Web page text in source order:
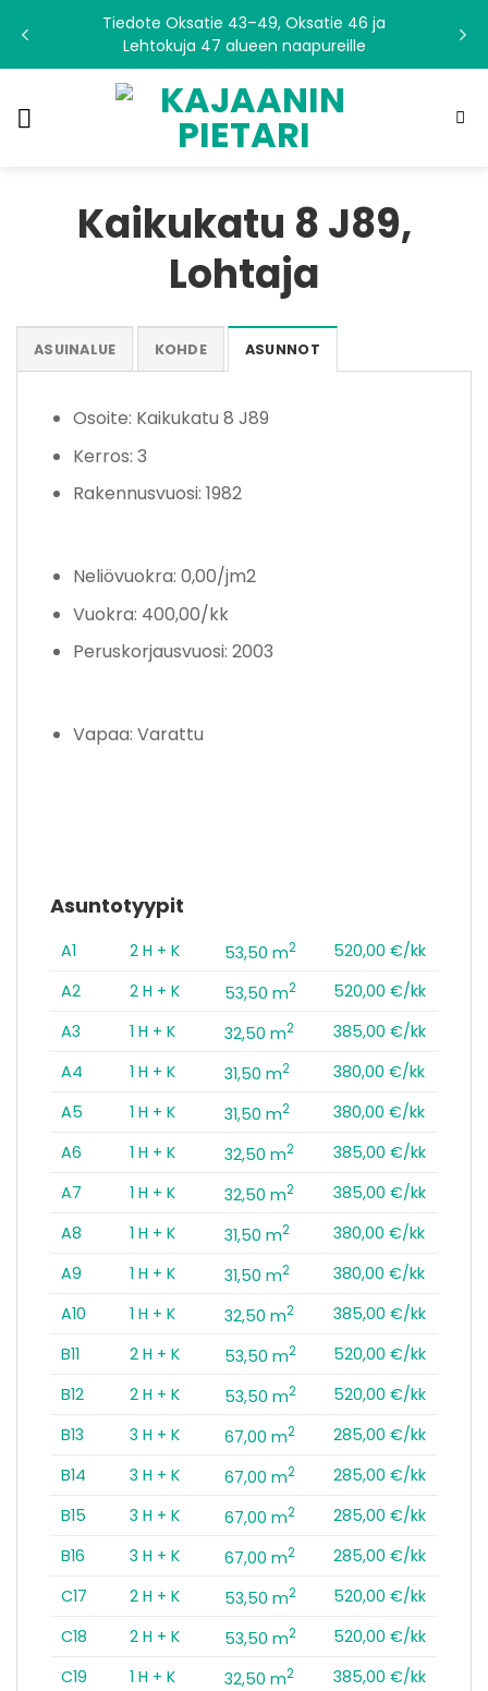
content
Tiedote Oksatie 43–49, Oksatie 46 ja
Lehtokuja 47 alueen naapureille
Kaikukatu 8 J89,
Lohtaja
ASUINALUE KOHDE ASUNNOT
Asuntotyypit
A1 2 H + K 53,50 m2
520,00 €/kk
A2
2 H + K 53,50 m2
520,00 €/kk
A3
1 H + K 32,50 m2
385,00 €/kk
A4
1 H + K 31,50 m2
380,00 €/kk
A5
1 H + K 31,50 m2
380,00 €/kk
A6
1 H + K 32,50 m2
385,00 €/kk
A7
1 H + K 32,50 m2
385,00 €/kk
A8
1 H + K 31,50 m2
380,00 €/kk
A9
1 H + K 31,50 m2
380,00 €/kk
A10
1 H + K 32,50 m2
385,00 €/kk
B11
2 H + K 53,50 m2
520,00 €/kk
B12
2 H + K 53,50 m2
520,00 €/kk
B13
3 H + K 67,00 m2
285,00 €/kk
B14
3 H + K 67,00 m2
285,00 €/kk
B15
3 H + K 67,00 m2
285,00 €/kk
B16
3 H + K 67,00 m2
285,00 €/kk
C17
2 H + K 53,50 m2
520,00 €/kk
C18
2 H + K 53,50 m2
520,00 €/kk
C19
1 H + K 32,50 m2
385,00 €/kk
Osoite: Kaikukatu 8 J89
Kerros: 3
Rakennusvuosi: 1982
Neliövuokra: 0,00/jm2
Vuokra: 400,00/kk
Peruskorjausvuosi: 2003
Vapaa: Varattu